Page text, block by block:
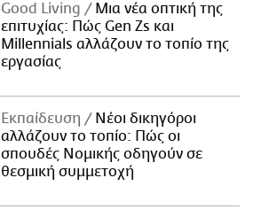
Good Living
Μια νέα οπτική της
επιτυχίας: Πώς Gen Zs και
Millennials αλλάζουν το τοπίο της
εργασίας
Εκπαίδευση
Νέοι δικηγόροι
αλλάζουν το τοπίο: Πώς οι
σπουδές Νομικής οδηγούν σε
θεσμική συμμετοχή